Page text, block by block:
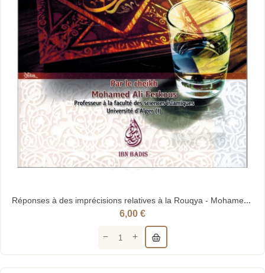
Réponses à des imprécisions relatives à la Rouqya - Mohamed Ali Ferkous - Ibn Badis
6,00 €